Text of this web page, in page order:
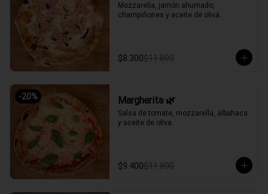
Mozzarella, jamón ahumado,
champiñones y aceite de oliva.
$8.300$11.800
-20% Margherita 🌿
Salsa de tomate, mozzarella, albahaca
y aceite de oliva.
$9.400$11.800